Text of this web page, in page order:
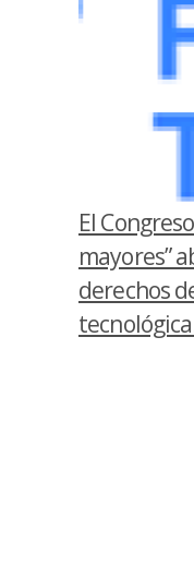
El
mayores”
derechos